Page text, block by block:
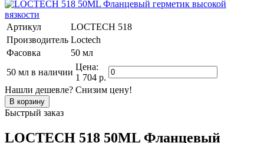
Артикул
LOCTECH 518
Производитель Loctech
Фасовка
50 мл
50 мл в наличии
Цена:
1 704 р.
Нашли дешевле? Снизим цену!
Быстрый заказ
LOCTECH 518 50ML Фланцевый